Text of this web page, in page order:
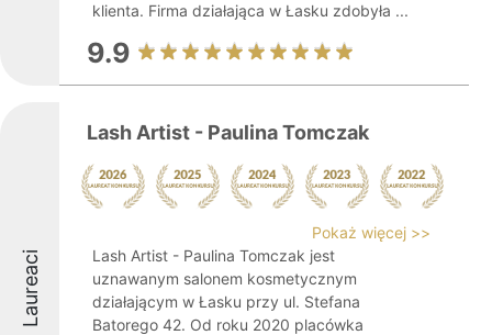
klienta. Firma działająca w Łasku zdobyła ...
9.9
Laureaci
Lash Artist - Paulina Tomczak
Pokaż więcej >>
Lash Artist - Paulina Tomczak jest
uznawanym salonem kosmetycznym
działającym w Łasku przy ul. Stefana
Batorego 42. Od roku 2020 placówka